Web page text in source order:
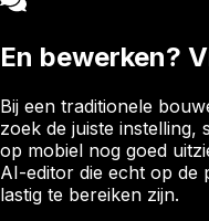
En bewerken?
Bij een traditionele
zoek de juiste instelling,
op mobiel nog goed
AI-editor die echt op de
lastig te bereiken zijn.